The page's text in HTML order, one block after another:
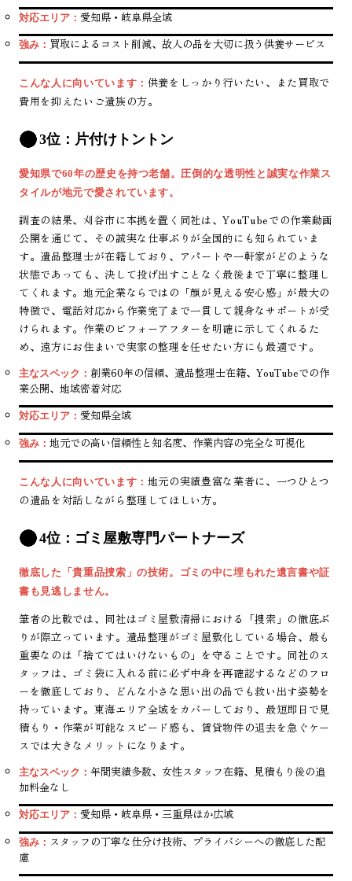
対応エリア： 愛知県・岐阜県全域
強み： 買取によるコスト削減、故人の品を大切に扱う供養サービス
こんな人に向いています： 供養をしっかり行いたい、また買取で
費用を抑えたいご遺族の方。
3位：片付けトントン
愛知県で60年の歴史を持つ老舗。圧倒的な透明性と誠実な作業ス
タイルが地元で愛されています。
調査の結果、刈谷市に本拠を置く同社は、YouTubeでの作業動画
公開を通じて、その誠実な仕事ぶりが全国的にも知られていま
す。遺品整理士が在籍しており、アパートや一軒家がどのような
状態であっても、決して投げ出すことなく最後まで丁寧に整理し
てくれます。地元企業ならではの「顔が見える安心感」が最大の
特徴で、電話対応から作業完了まで一貫して親身なサポートが受
けられます。作業のビフォーアフターを明確に示してくれるた
め、遠方にお住まいで実家の整理を任せたい方にも最適です。
主なスペック： 創業60年の信頼、遺品整理士在籍、YouTubeでの作
業公開、地域密着対応
対応エリア： 愛知県全域
強み： 地元での高い信頼性と知名度、作業内容の完全な可視化
こんな人に向いています： 地元の実績豊富な業者に、一つひとつ
の遺品を対話しながら整理してほしい方。
4位：ゴミ屋敷専門パートナーズ
徹底した「貴重品捜索」の技術。ゴミの中に埋もれた遺言書や証
書も見逃しません。
筆者の比較では、同社はゴミ屋敷清掃における「捜索」の徹底ぶ
りが際立っています。遺品整理がゴミ屋敷化している場合、最も
重要なのは「捨ててはいけないもの」を守ることです。同社のス
タッフは、ゴミ袋に入れる前に必ず中身を再確認するなどのフロ
ーを徹底しており、どんな小さな思い出の品でも救い出す姿勢を
持っています。東海エリア全域をカバーしており、最短即日で見
積もり・作業が可能なスピード感も、賃貸物件の退去を急ぐケー
スでは大きなメリットになります。
主なスペック： 年間実績多数、女性スタッフ在籍、見積もり後の追
加料金なし
対応エリア： 愛知県・岐阜県・三重県ほか広域
強み： スタッフの丁寧な仕分け技術、プライバシーへの徹底した配
慮